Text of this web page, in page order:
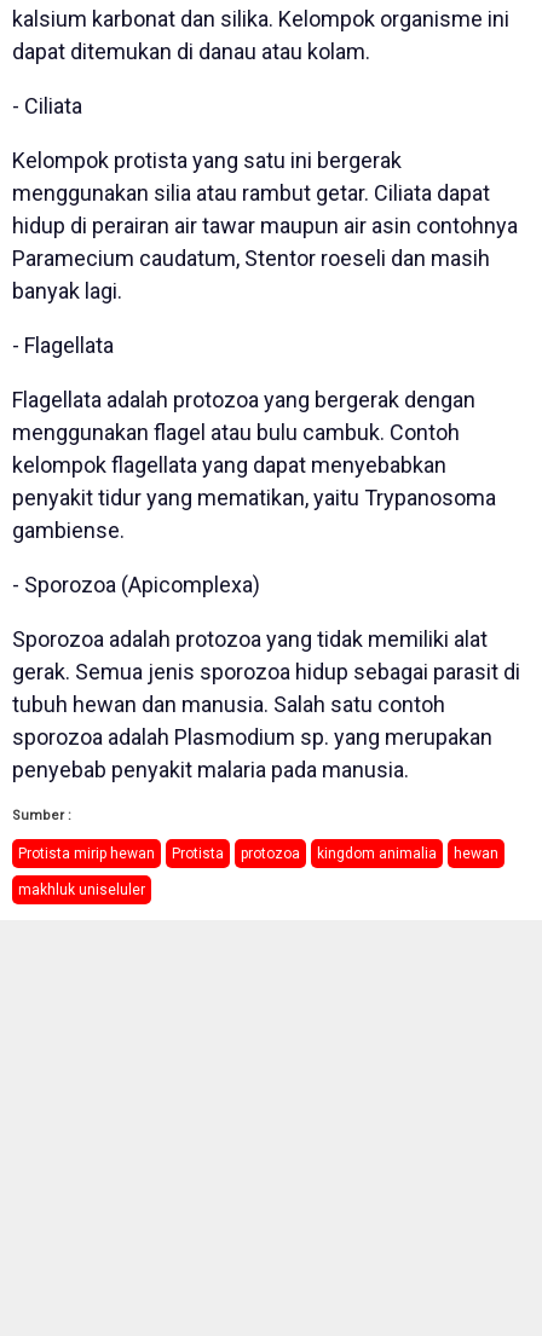
kalsium karbonat dan silika. Kelompok organisme ini
dapat ditemukan di danau atau kolam.
- Ciliata
Kelompok protista yang satu ini bergerak
menggunakan silia atau rambut getar. Ciliata dapat
hidup di perairan air tawar maupun air asin contohnya
Paramecium caudatum, Stentor roeseli dan masih
banyak lagi.
- Flagellata
Flagellata adalah protozoa yang bergerak dengan
menggunakan flagel atau bulu cambuk. Contoh
kelompok flagellata yang dapat menyebabkan
penyakit tidur yang mematikan, yaitu Trypanosoma
gambiense.
- Sporozoa (Apicomplexa)
Sporozoa adalah protozoa yang tidak memiliki alat
gerak. Semua jenis sporozoa hidup sebagai parasit di
tubuh hewan dan manusia. Salah satu contoh
sporozoa adalah Plasmodium sp. yang merupakan
penyebab penyakit malaria pada manusia.
Sumber :
Protista mirip hewan Protista protozoa kingdom animalia hewan
makhluk uniseluler